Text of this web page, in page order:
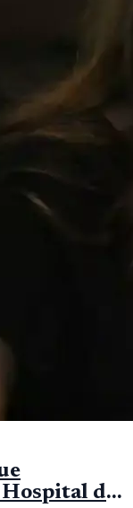
Hospital de